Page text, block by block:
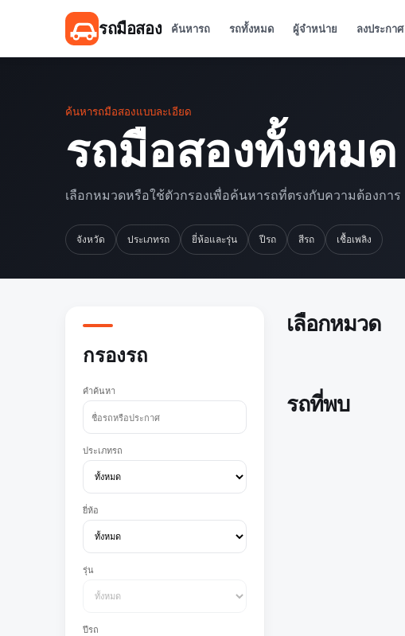
รถมือสอง ค้นหารถ รถทั้งหมด ผู้จำหน่าย ลงประกาศ
ค้นหารถมือสองแบบละเอียด
รถมือสองทั้งหมด
เลือกหมวดหรือใช้ตัวกรองเพื่อค้นหารถที่ตรงกับความต้องการ
จังหวัด ประเภทรถ ยี่ห้อและรุ่น ปีรถ สีรถ เชื้อเพลิง
กรองรถ
คำค้นหา
ประเภทรถ
ยี่ห้อ
รุ่น
ปีรถ
เลือกหมวด
รถที่พบ